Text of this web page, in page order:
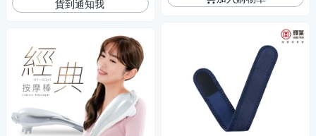
貨到通知我